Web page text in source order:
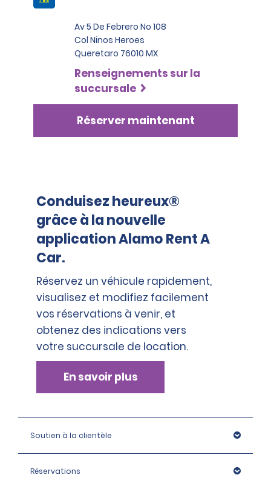
Av 5 De Febrero No 108
Col Ninos Heroes
Queretaro 76010 MX
Renseignements sur la
succursale
Réserver maintenant
Conduisez heureux®
grâce à la nouvelle
application Alamo Rent A
Car.
Réservez un véhicule rapidement,
visualisez et modifiez facilement
vos réservations à venir, et
obtenez des indications vers
votre succursale de location.
En savoir plus
Soutien à la clientèle
Réservations